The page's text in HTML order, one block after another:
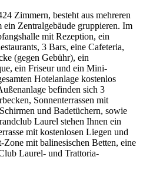
Zimmern, besteht aus mehreren
Zentralgebäude gruppieren. Im
mit Rezeption, ein
3 Bars, eine Cafeteria,
(gegen Gebühr), ein
ein Friseur und ein Mini-
Hotelanlage kostenlos
befinden sich 3
Sonnenterrassen mit
und Badetüchern, sowie
Laurel stehen Ihnen ein
mit kostenlosen Liegen und
mit balinesischen Betten, eine
Laurel- und Trattoria-